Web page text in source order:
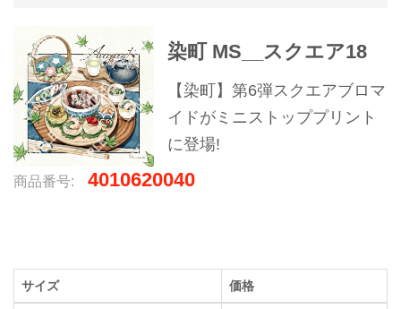
染町 MS__スクエア18
【染町】第6弾スクエアブロマ
イドがミニストッププリント
に登場!
商品番号: 4010620040
サイズ 価格